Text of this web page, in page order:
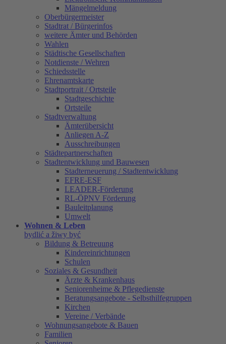
Mängelmeldung
Oberbürgermeister
Stadtrat / Bürgerinfos
weitere Ämter und Behörden
Wahlen
Städtische Gesellschaften
Notdienste / Wehren
Schiedsstelle
Ehrenamtskarte
Stadtportrait / Ortsteile
Stadtgeschichte
Ortsteile
Stadtverwaltung
Ämterübersicht
Anliegen A-Z
Ausschreibungen
Städtepartnerschaften
Stadtentwicklung und Bauwesen
Stadterneuerung / Stadtentwicklung
EFRE-ESF
LEADER-Förderung
RL-ÖPNV Förderung
Bauleitplanung
Umwelt
Wohnen & Leben
bydlić a žiwy być
Bildung & Betreuung
Kindereinrichtungen
Schulen
Soziales & Gesundheit
Ärzte & Krankenhaus
Seniorenheime & Pflegedienste
Beratungsangebote - Selbsthilfegruppen
Kirchen
Vereine / Verbände
Wohnungsangebote & Bauen
Familien